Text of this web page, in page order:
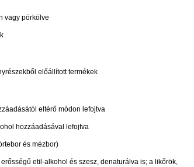
vagy pörkölve
előállított termékek
eltérő módon lefojtva
hozzáadásával lefojtva
és mézbor)
etil-alkohol és szesz, denaturálva is; a likőrök,